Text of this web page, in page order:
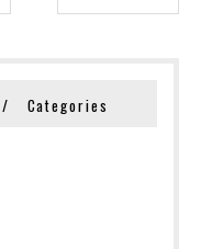
Categories